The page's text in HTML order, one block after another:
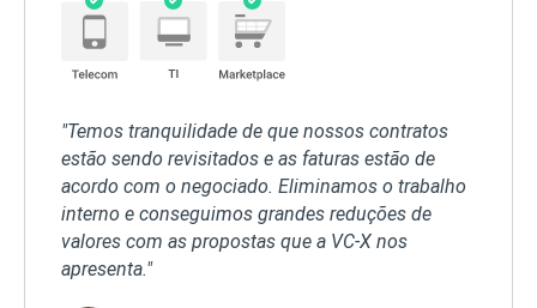
"Temos tranquilidade de que nossos contratos
estão sendo revisitados e as faturas estão de
acordo com o negociado. Eliminamos o trabalho
interno e conseguimos grandes reduções de
valores com as propostas que a VC-X nos
apresenta."